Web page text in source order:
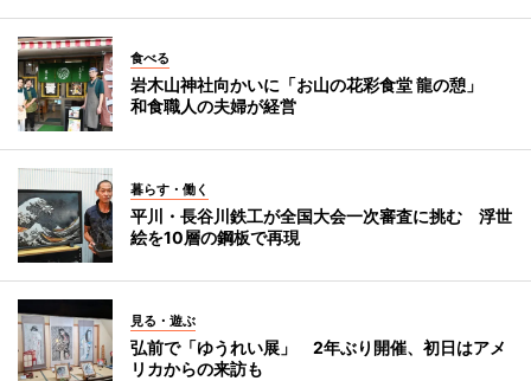
食べる
岩木山神社向かいに「お山の花彩食堂 龍の憩」
和食職人の夫婦が経営
暮らす・働く
平川・長谷川鉄工が全国大会一次審査に挑む 浮世
絵を10層の鋼板で再現
見る・遊ぶ
弘前で「ゆうれい展」 2年ぶり開催、初日はアメ
リカからの来訪も